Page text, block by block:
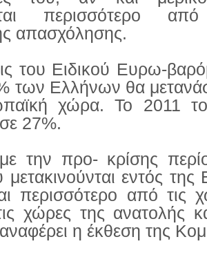
περισσότερο
απασχόλησης.
του Ειδικού Ευρω-
των Ελλήνων θα
χώρα. Το 2011
27%.
την προ- κρίσης
μετακινούνται εντός
περισσότερο από τις
χώρες της ανατολής
η έκθεση της